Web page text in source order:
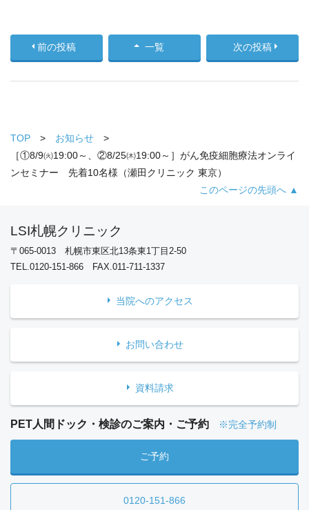
前の投稿 一覧 次の投稿
TOP
お知らせ
［①8/9㈫19:00～、②8/25㈭19:00～］がん免疫細胞療法オンライ
ンセミナー 先着10名様（瀬田クリニック 東京）
このページの先頭へ ▲
LSI札幌クリニック
〒065-0013 札幌市東区北13条東1丁目2-50
TEL.0120-151-866 FAX.011-711-1337
当院へのアクセス
お問い合わせ
資料請求
PET人間ドック・検診のご案内・ご予約 ※完全予約制
ご予約
0120-151-866